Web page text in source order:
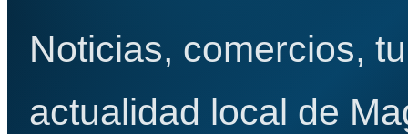
Noticias, comercios,
actualidad local de